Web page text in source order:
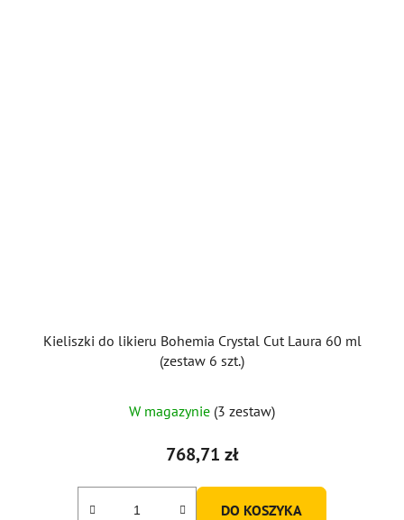
Kieliszki do likieru Bohemia Crystal Cut Laura 60 ml
(zestaw 6 szt.)
W magazynie (3 zestaw)
768,71 zł
DO KOSZYKA